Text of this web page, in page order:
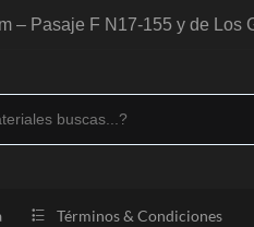
– Pasaje F N17-155 y de Los
Términos & Condiciones